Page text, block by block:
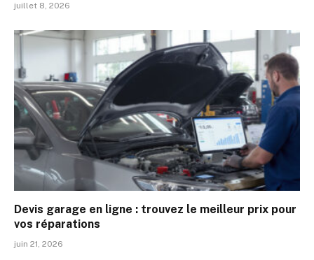
juillet 8, 2026
Devis garage en ligne : trouvez le meilleur prix pour
vos réparations
juin 21, 2026